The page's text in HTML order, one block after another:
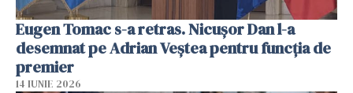
Eugen Tomac s-a retras. Nicușor Dan l-a
desemnat pe Adrian Veștea pentru funcția de
premier
14 IUNIE 2026